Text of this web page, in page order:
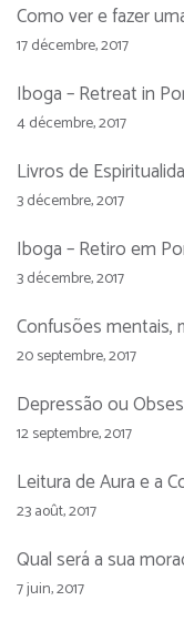
Como ver e fazer
17 décembre, 2017
Iboga – Retreat in
4 décembre, 2017
Livros de
3 décembre, 2017
Iboga – Retiro em
3 décembre, 2017
Confusões mentais,
20 septembre, 2017
Depressão ou
12 septembre, 2017
Leitura de Aura e a
23 août, 2017
Qual será a sua
7 juin, 2017